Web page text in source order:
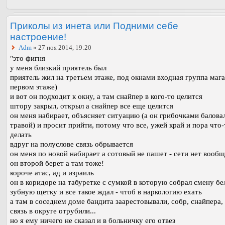
Приколы из инета или Подними себе
настроение!
Adm » 27 ноя 2014, 19:20
"это фигня
у меня близкий приятель был
приятель жил на третьем этаже, под окнами входная группа
первом этаже)
и вот он подходит к окну, а там снайпер в кого-то целится
штору закрыл, открыл а снайпер все еще целится
он меня набирает, объясняет ситуацию (а он грибочками
травой) и просит прийти, потому что все, ужей край и пора
делать
вдруг на полуслове связь обрывается
он меня по новой набирает а сотовый не пашет - сети нет
он второй берет а там тоже!
короче атас, ад и израиль
он в коридоре на табуретке с сумкой в которую собрал смену
зубную щетку и все такое ждал - чтоб в наркологию ехать
а там в соседнем доме бандита заарестовывали, собр,
связь в округе отрубили...
но я ему ничего не сказал и в больничку его отвез